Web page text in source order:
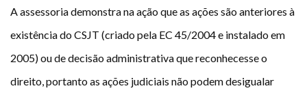
A assessoria demonstra na ação que as ações são anteriores à
existência do CSJT (criado pela EC 45/2004 e instalado em
2005) ou de decisão administrativa que reconhecesse o
direito, portanto as ações judiciais não podem desigualar